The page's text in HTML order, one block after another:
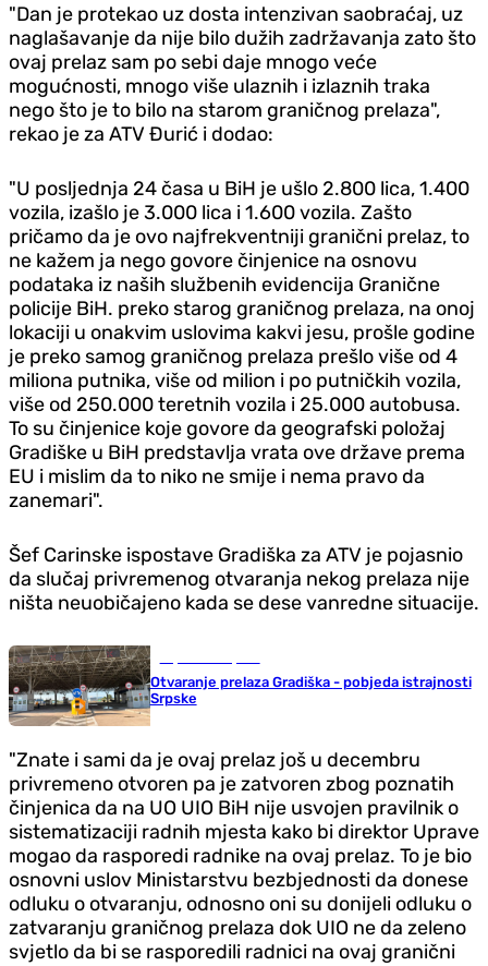
"Dan je protekao uz dosta intenzivan saobraćaj, uz
naglašavanje da nije bilo dužih zadržavanja zato što
ovaj prelaz sam po sebi daje mnogo veće
mogućnosti, mnogo više ulaznih i izlaznih traka
nego što je to bilo na starom graničnog prelaza",
rekao je za ATV Đurić i dodao:
"U posljednja 24 časa u BiH je ušlo 2.800 lica, 1.400
vozila, izašlo je 3.000 lica i 1.600 vozila. Zašto
pričamo da je ovo najfrekventniji granični prelaz, to
ne kažem ja nego govore činjenice na osnovu
podataka iz naših službenih evidencija Granične
policije BiH. preko starog graničnog prelaza, na onoj
lokaciji u onakvim uslovima kakvi jesu, prošle godine
je preko samog graničnog prelaza prešlo više od 4
miliona putnika, više od milion i po putničkih vozila,
više od 250.000 teretnih vozila i 25.000 autobusa.
To su činjenice koje govore da geografski položaj
Gradiške u BiH predstavlja vrata ove države prema
EU i mislim da to niko ne smije i nema pravo da
zanemari".
Šef Carinske ispostave Gradiška za ATV je pojasnio
da slučaj privremenog otvaranja nekog prelaza nije
ništa neuobičajeno kada se dese vanredne situacije.
Otvaranje prelaza Gradiška - pobjeda istrajnosti
Srpske
"Znate i sami da je ovaj prelaz još u decembru
privremeno otvoren pa je zatvoren zbog poznatih
činjenica da na UO UIO BiH nije usvojen pravilnik o
sistematizaciji radnih mjesta kako bi direktor Uprave
mogao da rasporedi radnike na ovaj prelaz. To je bio
osnovni uslov Ministarstvu bezbjednosti da donese
odluku o otvaranju, odnosno oni su donijeli odluku o
zatvaranju graničnog prelaza dok UIO ne da zeleno
svjetlo da bi se rasporedili radnici na ovaj granični